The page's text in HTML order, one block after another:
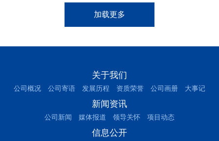
加载更多
关于我们
公司概况 公司寄语 发展历程 资质荣誉 公司画册 大事记
新闻资讯
公司新闻 媒体报道 领导关怀 项目动态
信息公开